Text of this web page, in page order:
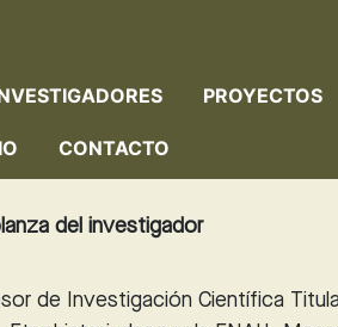
PROYECTOS
CONTACTO
del investigador
de Investigación Científica